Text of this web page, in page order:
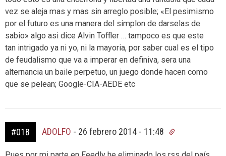
vez se aleja mas y mas sin arreglo posible; «El pesimismo
por el futuro es una manera del simplon de darselas de
sabio» algo asi dice Alvin Toffler … tampoco es que este
tan intrigado ya ni yo, ni la mayoria, por saber cual es el tipo
de feudalismo que va a imperar en definiva, sera una
alternancia un baile perpetuo, un juego donde hacen como
que se pelean; Google-CIA-AEDE etc
#018 ADOLFO - 26 febrero 2014 - 11:48